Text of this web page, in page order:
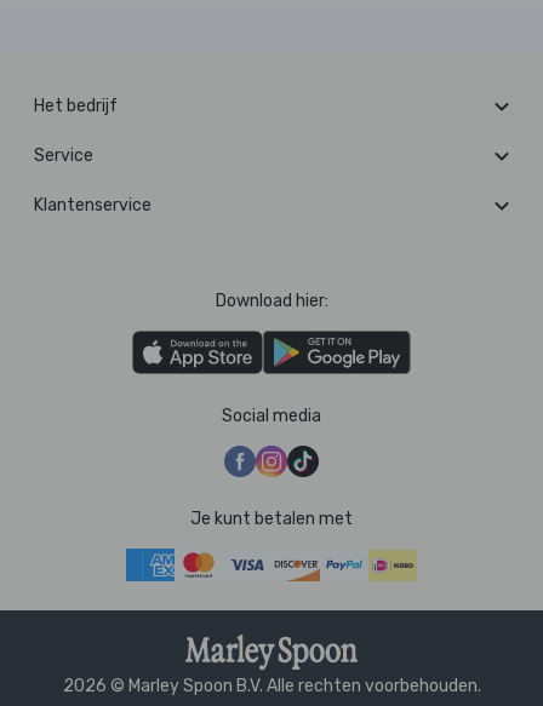
Het bedrijf
Service
Klantenservice
Download hier:
Social media
Je kunt betalen met
2026 © Marley Spoon B.V. Alle rechten voorbehouden.